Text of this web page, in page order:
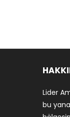
Lider
bu